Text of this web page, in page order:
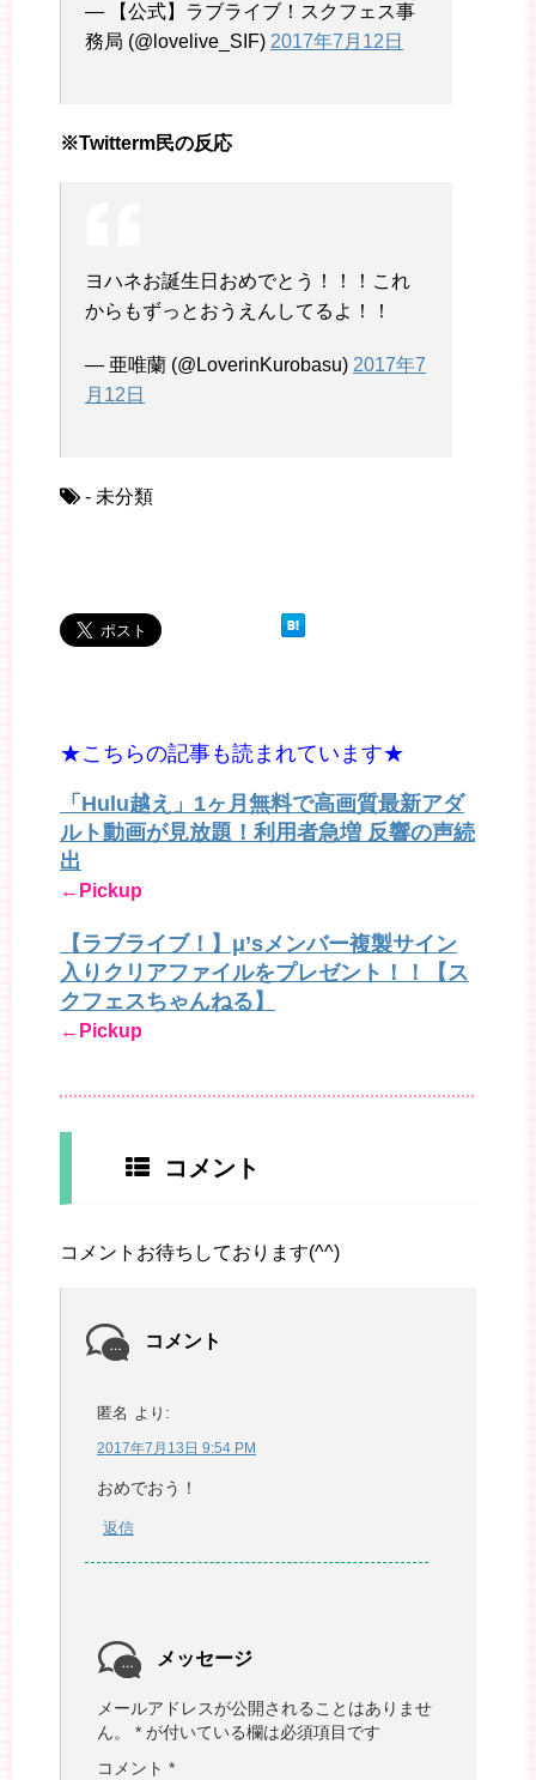
— 【公式】ラブライブ！スクフェス事
務局 (@lovelive_SIF) 2017年7月12日
※Twitterm民の反応
ヨハネお誕生日おめでとう！！！これ
からもずっとおうえんしてるよ！！
— 亜唯蘭 (@LoverinKurobasu) 2017年7
月12日
- 未分類
★こちらの記事も読まれています★
「Hulu越え」1ヶ月無料で高画質最新アダ
ルト動画が見放題！利用者急増 反響の声続
出
←Pickup
【ラブライブ！】μ’sメンバー複製サイン
入りクリアファイルをプレゼント！！【ス
クフェスちゃんねる】
←Pickup
コメント
コメントお待ちしております(^^)
コメント
匿名 より:
2017年7月13日 9:54 PM
おめでおう！
返信
メッセージ
メールアドレスが公開されることはありませ
ん。
* が付いている欄は必須項目です
コメント *